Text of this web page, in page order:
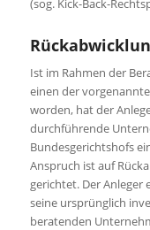
Ist im Rahmen der
einen der
worden, hat der
durchführende
Bundesgerichtshofs
Anspruch ist auf
gerichtet. Der Anleger
seine ursprünglich
beratenden